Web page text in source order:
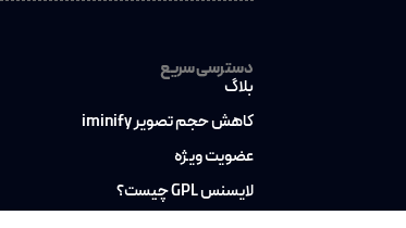
دسترسی سریع
بلاگ
کاهش حجم تصویر iminify
عضویت ویژه
لایسنس GPL چیست؟